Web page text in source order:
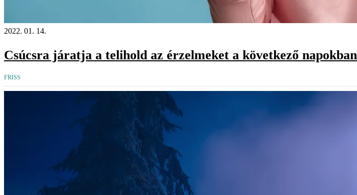
2022. 01. 14.
Csúcsra járatja a telihold az érzelmeket a következő napokban
FRISS